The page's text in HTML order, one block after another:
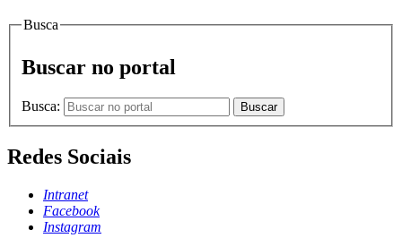
Busca
Buscar no portal
Busca: Buscar
Redes Sociais
Intranet
Facebook
Instagram